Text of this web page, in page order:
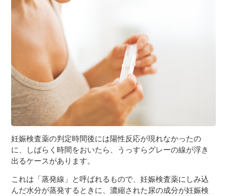
妊娠検査薬の判定時間後には陽性反応が現れなかったの
に、しばらく時間をおいたら、うっすらグレーの線が浮き
出るケースがあります。
これは「蒸発線」と呼ばれるもので、妊娠検査薬にしみ込
んだ水分が蒸発するときに、濃縮された尿の成分が妊娠検